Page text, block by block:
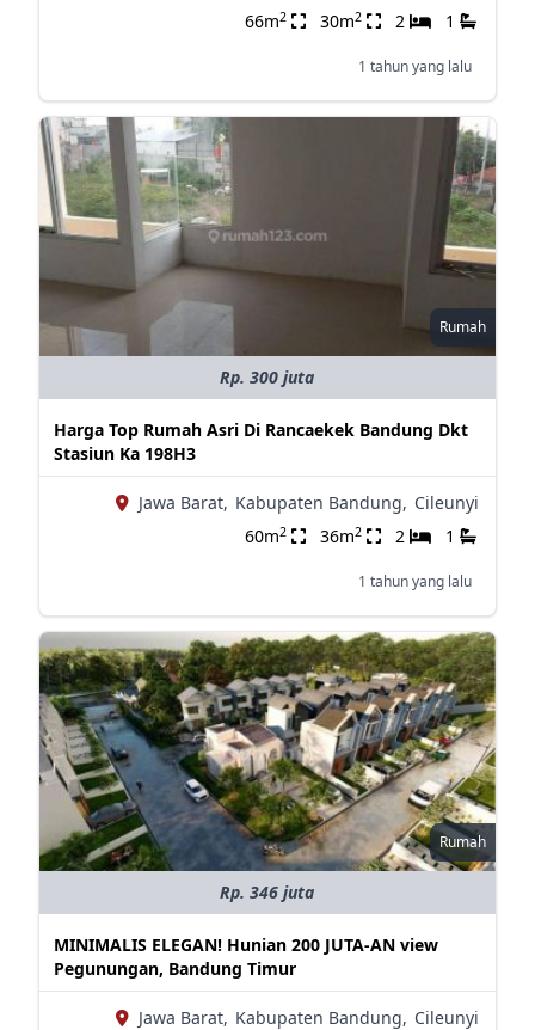
66m2 30m2 2 1
1 tahun yang lalu
Rumah
Rp. 300 juta
Harga Top Rumah Asri Di Rancaekek Bandung Dkt
Stasiun Ka 198H3
Jawa Barat, Kabupaten Bandung, Cileunyi
60m2 36m2 2 1
1 tahun yang lalu
Rumah
Rp. 346 juta
MINIMALIS ELEGAN! Hunian 200 JUTA-AN view
Pegunungan, Bandung Timur
Jawa Barat, Kabupaten Bandung, Cileunyi